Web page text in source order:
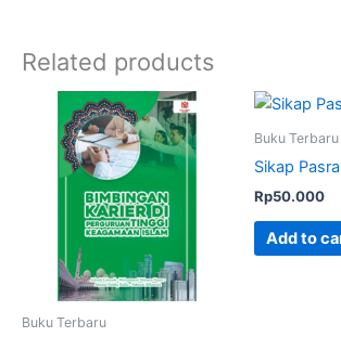
Related products
Buku Terbaru
Buku Terbaru
Sikap
Rp50.000
Add to